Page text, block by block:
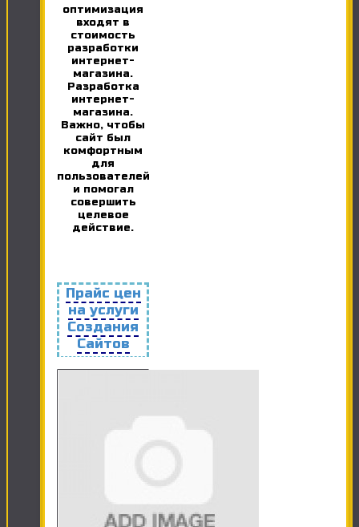
оптимизация
входят в
стоимость
разработки
интернет-
магазина.
Разработка
интернет-
магазина.
Важно, чтобы
сайт был
комфортным
для
пользователей
и помогал
совершить
целевое
действие.
Прайс цен
на услуги
Создания
Сайтов